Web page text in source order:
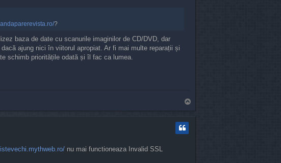
?
baza de date cu scanurile imaginilor de CD/DVD, dar
ajung nici în viitorul apropiat. Ar fi mai multe reparații și
schimb prioritățile odată și îl fac ca lumea.
o
p
nu mai functioneaza Invalid SSL